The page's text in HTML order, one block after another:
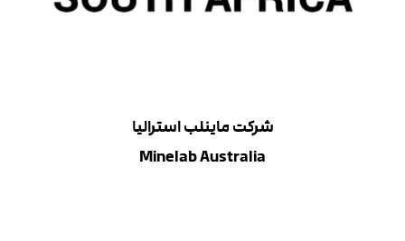
شرکت ماینلب استرالیا
Minelab Australia